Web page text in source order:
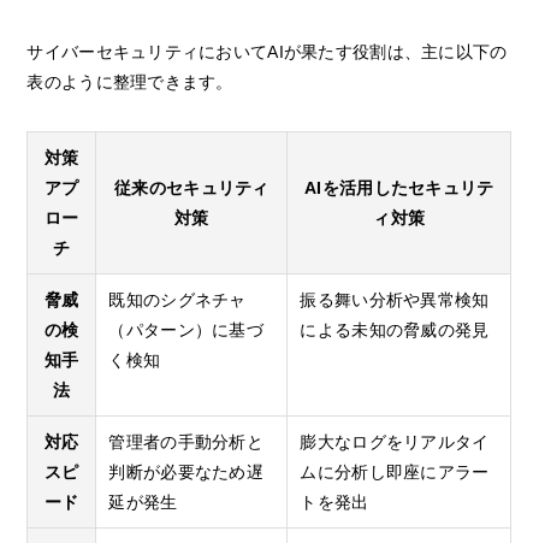
サイバーセキュリティにおいてAIが果たす役割は、主に以下の
表のように整理できます。
対策
アプ
ロー
チ
従来のセキュリティ
対策
AIを活用したセキュリテ
ィ対策
脅威
の検
知手
法
既知のシグネチャ
（パターン）に基づ
く検知
振る舞い分析や異常検知
による未知の脅威の発見
対応
スピ
ード
管理者の手動分析と
判断が必要なため遅
延が発生
膨大なログをリアルタイ
ムに分析し即座にアラー
トを発出